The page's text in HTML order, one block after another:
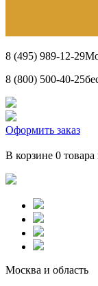
8 (495) 989-12-29
8 (800) 500-40-25
Оформить заказ
В корзине 0
Москва и область